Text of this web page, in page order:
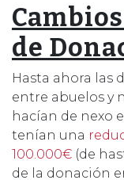
de
Hasta ahora las
entre abuelos y
hacían de nexo
tenían una
100.000€ (de
de la donación